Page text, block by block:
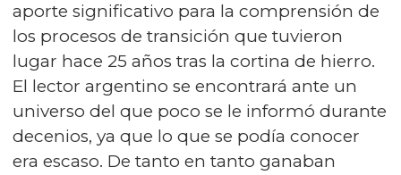
aporte significativo para la comprensión de
los procesos de transición que tuvieron
lugar hace 25 años tras la cortina de hierro.
El lector argentino se encontrará ante un
universo del que poco se le informó durante
decenios, ya que lo que se podía conocer
era escaso. De tanto en tanto ganaban